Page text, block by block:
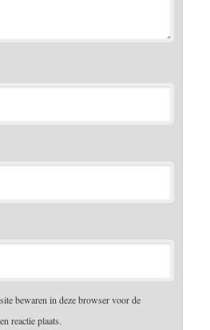
bewaren in deze browser voor de
reactie plaats.